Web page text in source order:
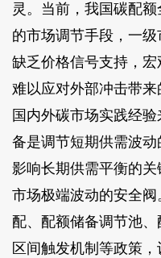
灵。当前，我国碳配
的市场调节手段，一
缺乏价格信号支持，
难以应对外部冲击带
国内外碳市场实践经
备是调节短期供需波
影响长期供需平衡的
市场极端波动的安全
配、配额储备调节池
区间触发机制等政策